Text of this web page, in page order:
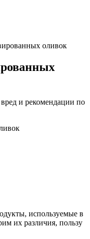
оливок
и рекомендации по
используемые в
их различия, пользу